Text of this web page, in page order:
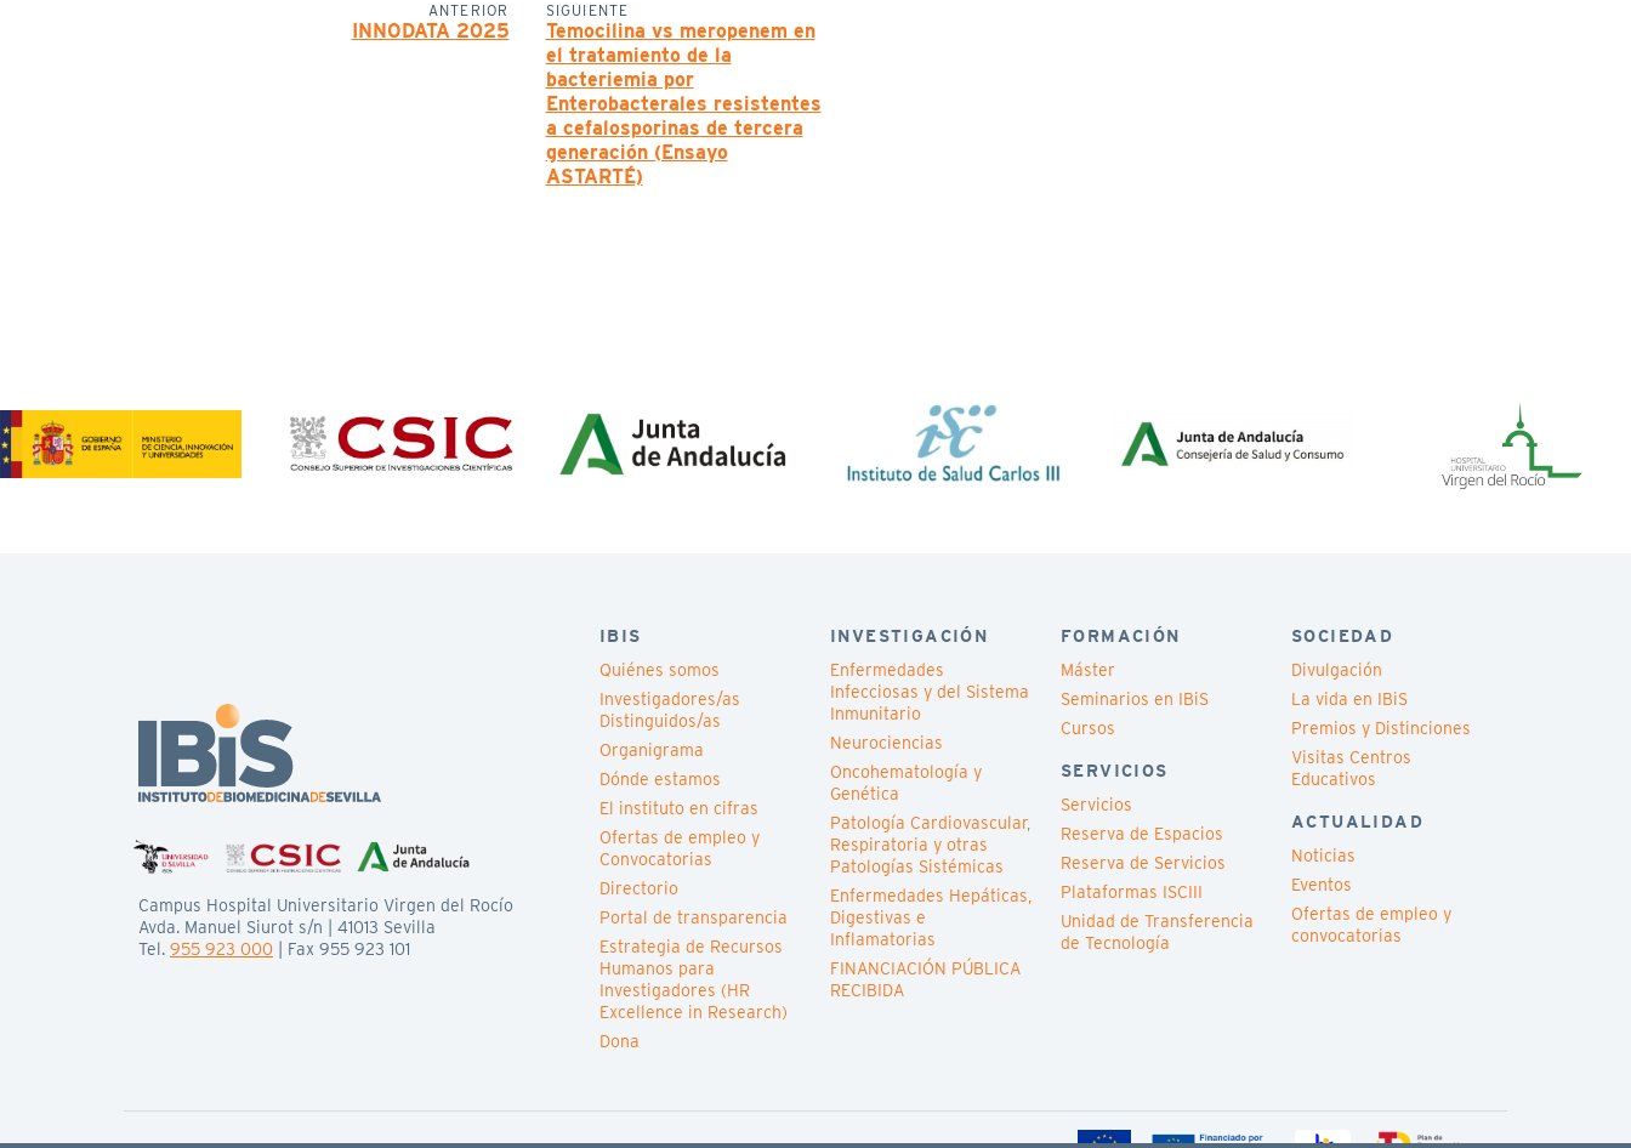
ANTERIOR
INNODATA 2025
SIGUIENTE
Temocilina vs meropenem en
el tratamiento de la
bacteriemia por
Enterobacterales resistentes
a cefalosporinas de tercera
generación (Ensayo
ASTARTÉ)
Campus Hospital Universitario Virgen del Rocío
Avda. Manuel Siurot s/n | 41013 Sevilla
Tel. 955 923 000 | Fax 955 923 101
IBIS
Quiénes somos
Investigadores/as
Distinguidos/as
Organigrama
Dónde estamos
El instituto en cifras
Ofertas de empleo y
Convocatorias
Directorio
Portal de transparencia
Estrategia de Recursos
Humanos para
Investigadores (HR
Excellence in Research)
Dona
INVESTIGACIÓN
Enfermedades
Infecciosas y del Sistema
Inmunitario
Neurociencias
Oncohematología y
Genética
Patología Cardiovascular,
Respiratoria y otras
Patologías Sistémicas
Enfermedades Hepáticas,
Digestivas e
Inflamatorias
FINANCIACIÓN PÚBLICA
RECIBIDA
FORMACIÓN
Máster
Seminarios en IBiS
Cursos
SERVICIOS
Servicios
Reserva de Espacios
Reserva de Servicios
Plataformas ISCIII
Unidad de Transferencia
de Tecnología
SOCIEDAD
Divulgación
La vida en IBiS
Premios y Distinciones
Visitas Centros
Educativos
ACTUALIDAD
Noticias
Eventos
Ofertas de empleo y
convocatorias